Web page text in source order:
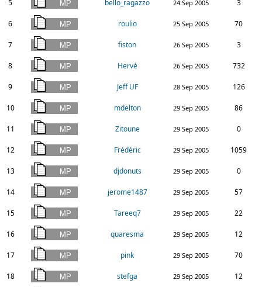
5 bello_ragazzo 24 Sep 2005 3
6 roulio 25 Sep 2005 70
7 fiston 26 Sep 2005 3
8 Hervé 26 Sep 2005 732
9 Jeff UF 28 Sep 2005 126
10 mdelton 29 Sep 2005 86
11 Zitoune 29 Sep 2005 0
12 Frédéric 29 Sep 2005 1059
13 djdonuts 29 Sep 2005 0
14 jerome1487 29 Sep 2005 57
15 Tareeq7 29 Sep 2005 22
16 quaresma 29 Sep 2005 12
17 pink 29 Sep 2005 70
18 stefga 29 Sep 2005 12